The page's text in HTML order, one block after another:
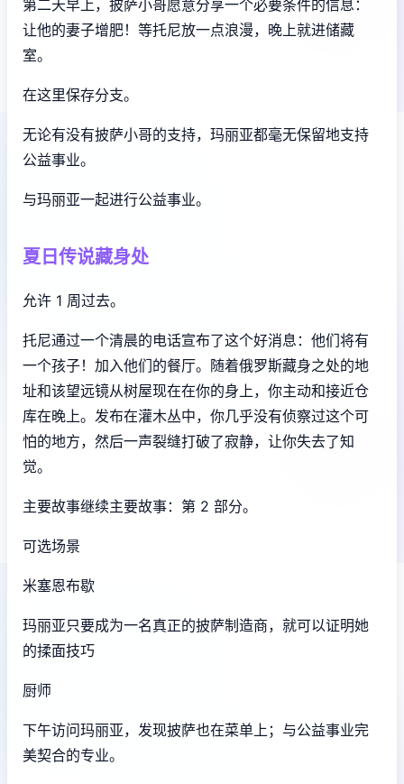
第二天早上，披萨小哥愿意分享一个必要条件的信息：
让他的妻子增肥！等托尼放一点浪漫，晚上就进储藏
室。
在这里保存分支。
无论有没有披萨小哥的支持，玛丽亚都毫无保留地支持
公益事业。
与玛丽亚一起进行公益事业。
夏日传说藏身处
允许 1 周过去。
托尼通过一个清晨的电话宣布了这个好消息：他们将有
一个孩子！加入他们的餐厅。随着俄罗斯藏身之处的地
址和该望远镜从树屋现在在你的身上，你主动和接近仓
库在晚上。发布在灌木丛中，你几乎没有侦察过这个可
怕的地方，然后一声裂缝打破了寂静，让你失去了知
觉。
主要故事继续主要故事：第 2 部分。
可选场景
米塞恩布歇
玛丽亚只要成为一名真正的披萨制造商，就可以证明她
的揉面技巧
厨师
下午访问玛丽亚，发现披萨也在菜单上；与公益事业完
美契合的专业。